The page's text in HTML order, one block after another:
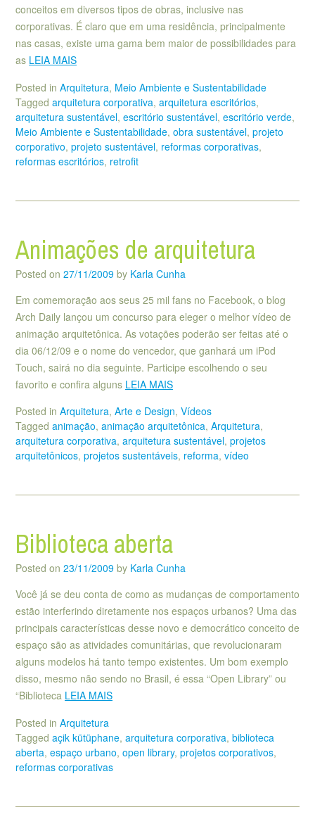
conceitos em diversos tipos de obras, inclusive nas
corporativas. É claro que em uma residência, principalmente
nas casas, existe uma gama bem maior de possibilidades para
as LEIA MAIS
Posted in Arquitetura, Meio Ambiente e Sustentabilidade
Tagged arquitetura corporativa, arquitetura escritórios,
arquitetura sustentável, escritório sustentável, escritório verde,
Meio Ambiente e Sustentabilidade, obra sustentável, projeto
corporativo, projeto sustentável, reformas corporativas,
reformas escritórios, retrofit
Animações de arquitetura
Posted on 27/11/2009 by Karla Cunha
Em comemoração aos seus 25 mil fans no Facebook, o blog
Arch Daily lançou um concurso para eleger o melhor vídeo de
animação arquitetônica. As votações poderão ser feitas até o
dia 06/12/09 e o nome do vencedor, que ganhará um iPod
Touch, sairá no dia seguinte. Participe escolhendo o seu
favorito e confira alguns LEIA MAIS
Posted in Arquitetura, Arte e Design, Vídeos
Tagged animação, animação arquitetônica, Arquitetura,
arquitetura corporativa, arquitetura sustentável, projetos
arquitetônicos, projetos sustentáveis, reforma, vídeo
Biblioteca aberta
Posted on 23/11/2009 by Karla Cunha
Você já se deu conta de como as mudanças de comportamento
estão interferindo diretamente nos espaços urbanos? Uma das
principais características desse novo e democrático conceito de
espaço são as atividades comunitárias, que revolucionaram
alguns modelos há tanto tempo existentes. Um bom exemplo
disso, mesmo não sendo no Brasil, é essa “Open Library” ou
“Biblioteca LEIA MAIS
Posted in Arquitetura
Tagged açik kütüphane, arquitetura corporativa, biblioteca
aberta, espaço urbano, open library, projetos corporativos,
reformas corporativas